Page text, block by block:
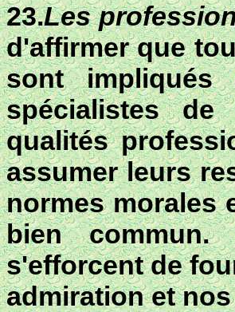
23.Les
d'affirmer que
sont impliqués
spécialistes
qualités
assumer leurs
normes morales
bien
s'efforcent de
admiration et